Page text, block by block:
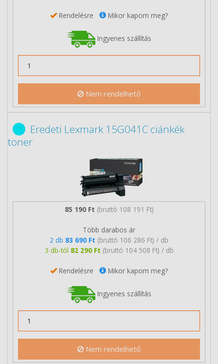
Rendelésre Mikor kapom meg?
Ingyenes szállítás
Nem rendelhető
Eredeti Lexmark 15G041C ciánkék
toner
85 190 Ft (bruttó 108 191 Ft)
Több darabos ár
2 db 83 690 Ft (bruttó 106 286 Ft) / db
3 db-tól 82 290 Ft (bruttó 104 508 Ft) / db
Rendelésre Mikor kapom meg?
Ingyenes szállítás
Nem rendelhető